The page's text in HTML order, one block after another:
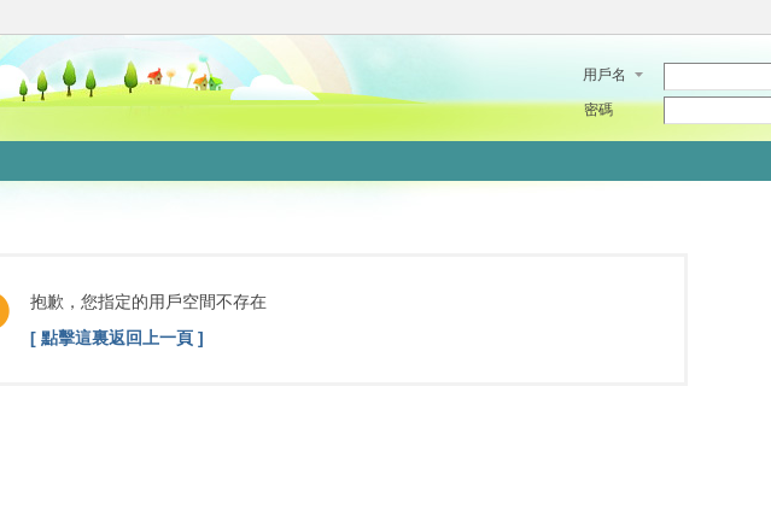
用戶名
密碼
抱歉，您指定的用戶空間不存在
[ 點擊這裏返回上一頁 ]